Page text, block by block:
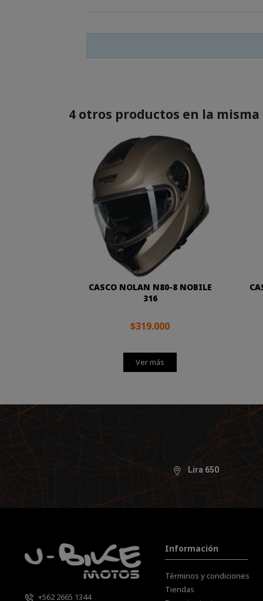
4 otros productos en la
CASCO NOLAN N80-8 NOBILE
316
$319.000
Ver más
Lira 650
+562 2665 1344
Información
Términos y condiciones
Tiendas